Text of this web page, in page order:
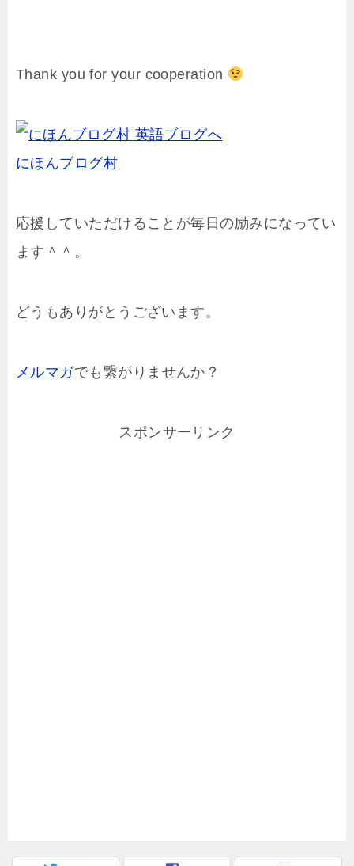
Thank you for your cooperation
にほんブログ村
応援していただけることが毎日の励みになってい
ます＾＾。
どうもありがとうございます。
メルマガでも繋がりませんか？
スポンサーリンク